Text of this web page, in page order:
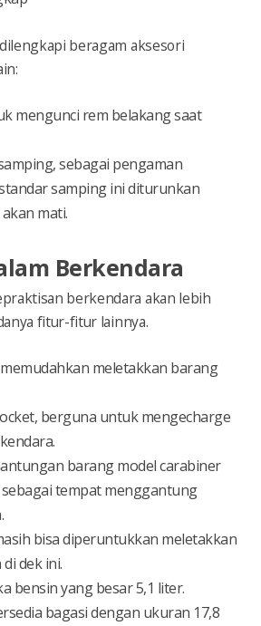
beragam aksesori
mengunci rem belakang saat
sebagai pengaman
samping ini diturunkan
mati.
Berkendara
berkendara akan lebih
fitur-fitur lainnya.
meletakkan barang
berguna untuk mengecharge
barang model carabiner
tempat menggantung
bisa diperuntukkan meletakkan
dek ini.
bensin yang besar 5,1 liter.
bagasi dengan ukuran 17,8